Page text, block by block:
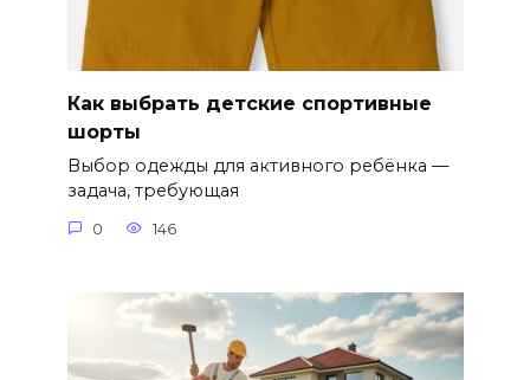
Как выбрать детские спортивные
шорты
Выбор одежды для активного ребёнка —
задача, требующая
0 146